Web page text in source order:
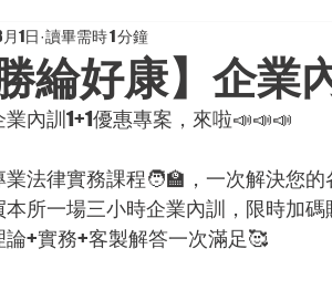
勝綸好康】企業
1日 讀畢需時 1 分鐘
業內訓1+1優惠專案，來啦📣📣📣
業法律實務課程🧑‍🏫，一次解決您
本所一場三小時企業內訓，限時加碼
論+實務+客製解答一次滿足🥰